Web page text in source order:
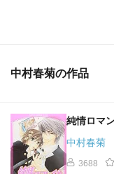
中村春菊の作品
純情ロマ
中村春菊
3688